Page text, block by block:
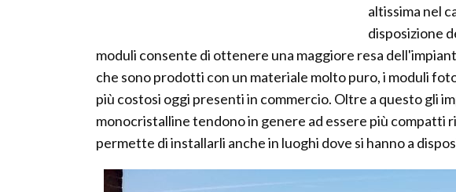
altissima nel
disposizione
moduli consente di ottenere una maggiore resa
che sono prodotti con un materiale molto puro, i moduli
più costosi oggi presenti in commercio. Oltre a questo gli
monocristalline tendono in genere ad essere più compatti
permette di installarli anche in luoghi dove si hanno a